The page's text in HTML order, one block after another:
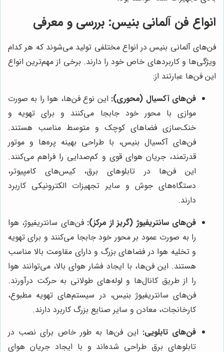
انواع فن آلمانی بنیس: بررسی و معرفی
فن‌های آلمانی بنیس در انواع مختلفی تولید می‌شوند که هر کدام
ویژگی‌ها و کاربردهای خاص خود را دارند. برخی از مهم‌ترین انواع
این فن‌ها عبارتند از:
فن‌های آکسیال (محوری): این نوع فن‌ها، هوا را به صورت
موازی با محور خود جابجا می‌کنند و برای تهویه و
خنک‌سازی فضاهای کوچک و متوسط مناسب هستند.
فن‌های آکسیال بنیس، با طراحی بهینه پره‌ها و موتور
قدرتمند، جریان هوای قوی و کم‌صدایی را فراهم می‌کنند.
این فن‌ها در تابلوهای برق، کیس‌های کامپیوتر،
دستگاه‌های جوش و سایر تجهیزات الکترونیکی کاربرد
دارند.
فن‌های سانتریفیوژ (گریز از مرکز): فن‌های سانتریفیوژ، هوا
را به صورت عمود بر محور خود جابجا می‌کنند و برای تهویه
و تخلیه هوا در فضاهای بزرگ و دارای مقاومت بالا مناسب
هستند. این فن‌ها، با ایجاد فشار هوای بالا، می‌توانند هوا
را از طریق کانال‌ها و لوله‌های طولانی به حرکت درآورند.
فن‌های سانتریفیوژ بنیس، در سیستم‌های تهویه مطبوع،
کارخانجات، معادن و سایر صنایع بزرگ کاربرد دارند.
فن‌های تابلویی: این فن‌ها به طور خاص برای نصب در
تابلوهای برق طراحی شده‌اند و با ایجاد جریان هوای